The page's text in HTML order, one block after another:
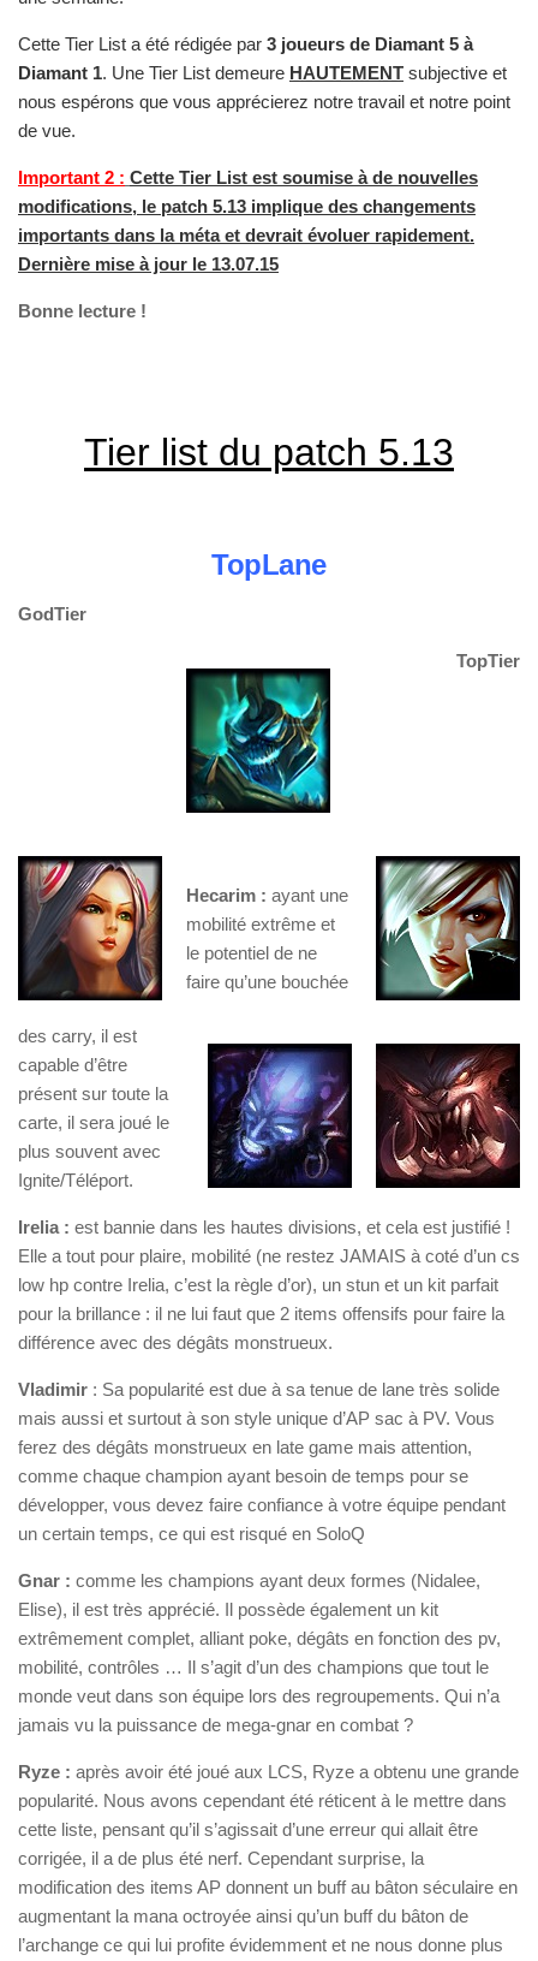
Cette Tier List a été rédigée par 3 joueurs de Diamant 5 à
Diamant 1. Une Tier List demeure HAUTEMENT subjective et
nous espérons que vous apprécierez notre travail et notre point
de vue.
Important 2 : Cette Tier List est soumise à de nouvelles
modifications, le patch 5.13 implique des changements
importants dans la méta et devrait évoluer rapidement.
Dernière mise à jour le 13.07.15
Bonne lecture !
Tier list du patch 5.13
TopLane
GodTier
TopTier
Hecarim : ayant une
mobilité extrême et
le potentiel de ne
faire qu’une bouchée
des carry, il est
capable d’être
présent sur toute la
carte, il sera joué le
plus souvent avec
Ignite/Téléport.
Irelia : est bannie dans les hautes divisions, et cela est justifié !
Elle a tout pour plaire, mobilité (ne restez JAMAIS à coté d’un cs
low hp contre Irelia, c’est la règle d’or), un stun et un kit parfait
pour la brillance : il ne lui faut que 2 items offensifs pour faire la
différence avec des dégâts monstrueux.
Vladimir : Sa popularité est due à sa tenue de lane très solide
mais aussi et surtout à son style unique d’AP sac à PV. Vous
ferez des dégâts monstrueux en late game mais attention,
comme chaque champion ayant besoin de temps pour se
développer, vous devez faire confiance à votre équipe pendant
un certain temps, ce qui est risqué en SoloQ
Gnar : comme les champions ayant deux formes (Nidalee,
Elise), il est très apprécié. Il possède également un kit
extrêmement complet, alliant poke, dégâts en fonction des pv,
mobilité, contrôles … Il s’agit d’un des champions que tout le
monde veut dans son équipe lors des regroupements. Qui n’a
jamais vu la puissance de mega-gnar en combat ?
Ryze : après avoir été joué aux LCS, Ryze a obtenu une grande
popularité. Nous avons cependant été réticent à le mettre dans
cette liste, pensant qu’il s’agissait d’une erreur qui allait être
corrigée, il a de plus été nerf. Cependant surprise, la
modification des items AP donnent un buff au bâton séculaire en
augmentant la mana octroyée ainsi qu’un buff du bâton de
l’archange ce qui lui profite évidemment et ne nous donne plus